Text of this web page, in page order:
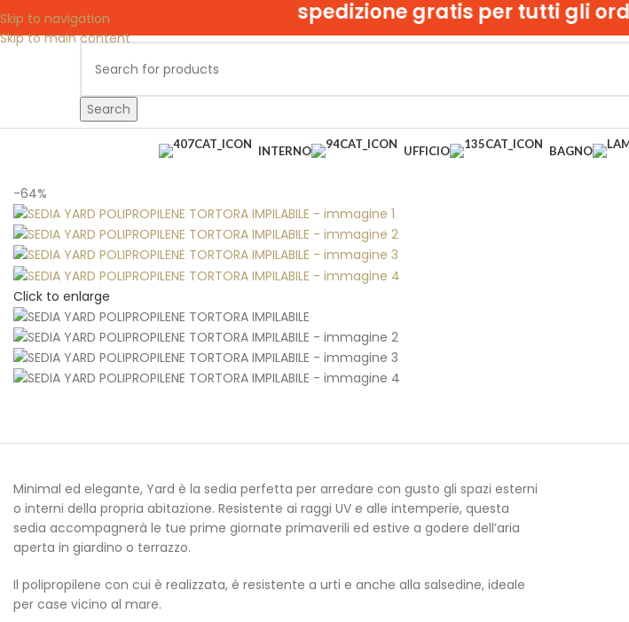
Skip to navigation
Skip to main content
spedizione gratis per tutti gli ordini
Search
INTERNO UFFICIO BAGNO
-64%
Click to enlarge
Minimal ed elegante, Yard è la sedia perfetta per arredare con gusto gli spazi esterni
o interni della propria abitazione. Resistente ai raggi UV e alle intemperie, questa
sedia accompagnerà le tue prime giornate primaverili ed estive a godere dell’aria
aperta in giardino o terrazzo.
Il polipropilene con cui è realizzata, è resistente a urti e anche alla salsedine, ideale
per case vicino al mare.